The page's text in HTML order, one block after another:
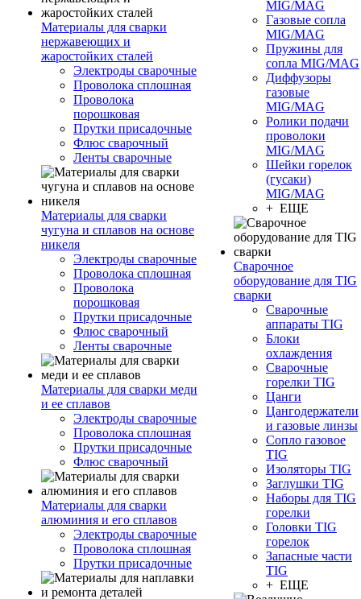
Материалы для сварки
нержавеющих и
жаростойких сталей
Электроды сварочные
Проволока сплошная
Проволока
порошковая
Прутки присадочные
Флюс сварочный
Ленты сварочные
Материалы для сварки
чугуна и сплавов на основе
никеля
Электроды сварочные
Проволока сплошная
Проволока
порошковая
Прутки присадочные
Флюс сварочный
Ленты сварочные
Материалы для сварки меди
и ее сплавов
Электроды сварочные
Проволока сплошная
Прутки присадочные
Флюс сварочный
Материалы для сварки
алюминия и его сплавов
Электроды сварочные
Проволока сплошная
Прутки присадочные
MIG/MAG
Газовые сопла
MIG/MAG
Пружины для
сопла MIG/MAG
Диффузоры
газовые
MIG/MAG
Ролики подачи
проволоки
MIG/MAG
Шейки горелок
(гусаки)
MIG/MAG
+ ЕЩЕ
Сварочное
оборудование для TIG
сварки
Сварочные
аппараты TIG
Блоки
охлаждения
Сварочные
горелки TIG
Цанги
Цангодержатели
и газовые линзы
Сопло газовое
TIG
Изоляторы TIG
Заглушки TIG
Наборы для TIG
горелки
Головки TIG
горелок
Запасные части
TIG
+ ЕЩЕ